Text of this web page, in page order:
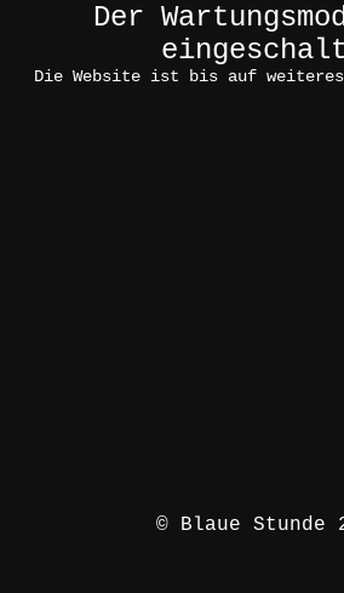
Der
Die Website ist bis auf
© Blaue Stunde